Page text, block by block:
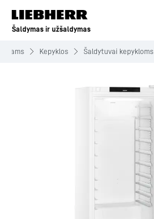
Šaldymas ir užšaldymas
Kepyklos Šaldytuvai kepykloms